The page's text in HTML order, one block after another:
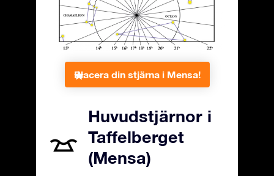
Placera din stjärna i Mensa!
Huvudstjärnor i
Taffelberget
(Mensa)